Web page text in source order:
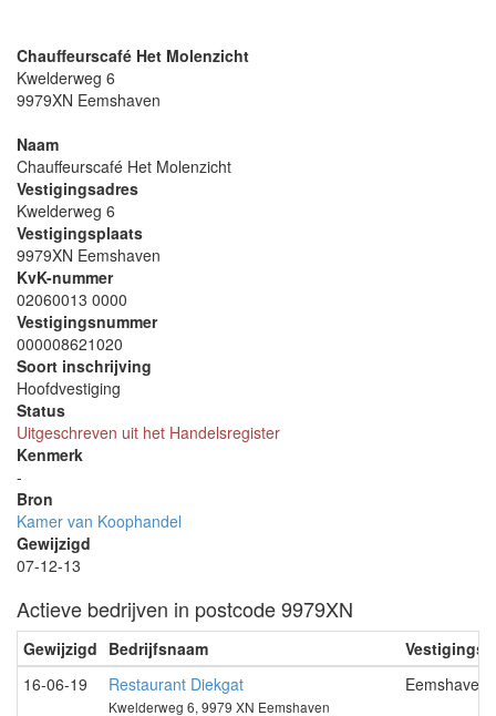
Chauffeurscafé Het Molenzicht
Kwelderweg 6
9979XN Eemshaven
Naam
Chauffeurscafé Het Molenzicht
Vestigingsadres
Kwelderweg 6
Vestigingsplaats
9979XN Eemshaven
KvK-nummer
02060013 0000
Vestigingsnummer
000008621020
Soort inschrijving
Hoofdvestiging
Status
Uitgeschreven uit het Handelsregister
Kenmerk
-
Bron
Kamer van Koophandel
Gewijzigd
07-12-13
Actieve bedrijven in postcode 9979XN
Gewijzigd Bedrijfsnaam
16-06-19
Restaurant Diekgat
Kwelderweg 6, 9979 XN Eemshaven
Eemshaven